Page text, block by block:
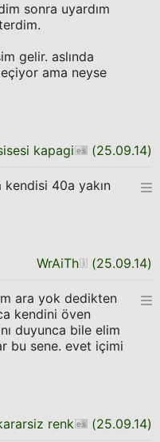
sonra uyardım
gelir. aslında
ama neyse
kapagi (25.09.14)
kendisi 40a yakın
WrAiTh (25.09.14)
ara yok dedikten
kendini öven
duyunca bile elim
bu sene. evet içimi
renk (25.09.14)